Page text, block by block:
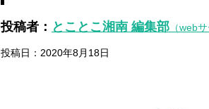
投稿者： とことこ湘南 編集部 （web
投稿日：2020年8月18日